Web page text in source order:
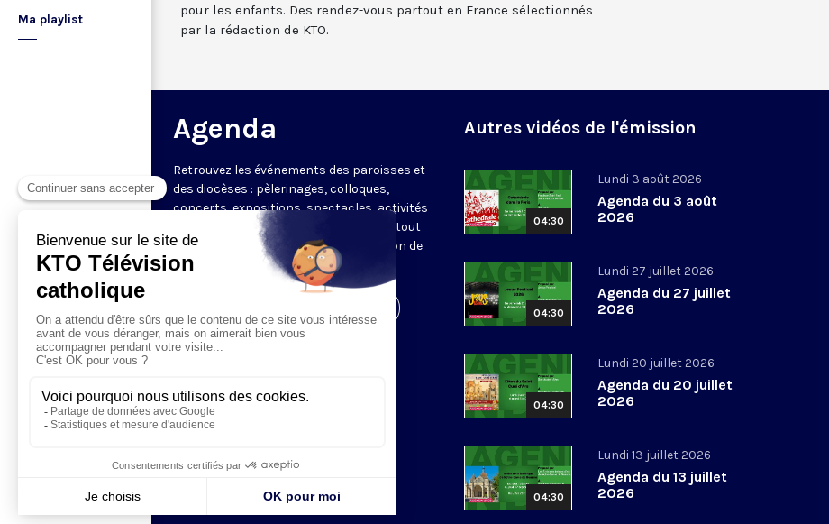
Ma playlist
pour les enfants. Des rendez-vous partout en France sélectionnés
par la rédaction de KTO.
Agenda
Retrouvez les événements des paroisses et
des diocèses : pèlerinages, colloques,
concerts, expositions, spectacles, activités
pour les enfants. Des rendez-vous partout
en France sélectionnés par la rédaction de
KTO.
Autres vidéos de l'émission
04:30
Lundi 3 août 2026
Agenda du 3 août
2026
04:30
Lundi 27 juillet 2026
Agenda du 27 juillet
2026
04:30
Lundi 20 juillet 2026
Agenda du 20 juillet
2026
04:30
Lundi 13 juillet 2026
Agenda du 13 juillet
2026